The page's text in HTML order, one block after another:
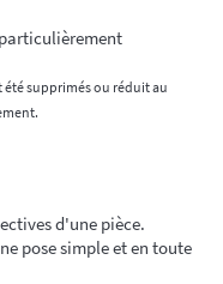
supprimés ou réduit au
d'une pièce.
pose simple et en toute